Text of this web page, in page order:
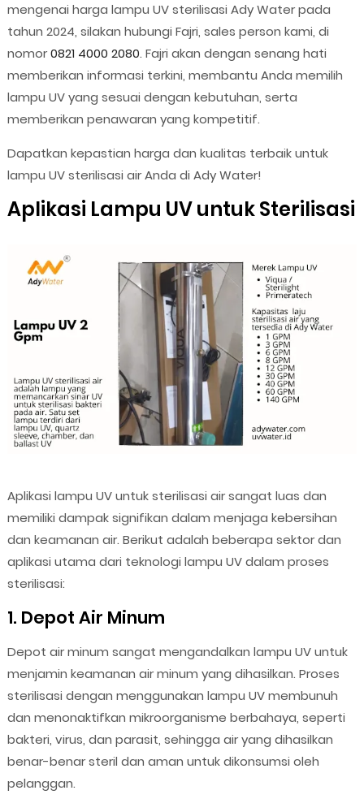
mengenai harga lampu UV sterilisasi Ady Water pada
tahun 2024, silakan hubungi Fajri, sales person kami, di
nomor0821 4000 2080. Fajri akan dengan senang hati
memberikan informasi terkini, membantu Anda memilih
lampu UV yang sesuai dengan kebutuhan, serta
memberikan penawaran yang kompetitif.
Dapatkan kepastian harga dan kualitas terbaik untuk
lampu UV sterilisasi air Anda di Ady Water!
Aplikasi Lampu UV untuk Sterilisasi
Aplikasi lampu UV untuk sterilisasi air sangat luas dan
memiliki dampak signifikan dalam menjaga kebersihan
dan keamanan air. Berikut adalah beberapa sektor dan
aplikasi utama dari teknologi lampu UV dalam proses
sterilisasi:
1. Depot Air Minum
Depot air minum sangat mengandalkan lampu UV untuk
menjamin keamanan air minum yang dihasilkan. Proses
sterilisasi dengan menggunakan lampu UV membunuh
dan menonaktifkan mikroorganisme berbahaya, seperti
bakteri, virus, dan parasit, sehingga air yang dihasilkan
benar-benar steril dan aman untuk dikonsumsi oleh
pelanggan.